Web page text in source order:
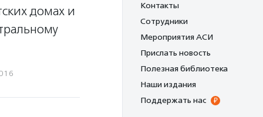
домах и
Контакты
Сотрудники
Мероприятия АСИ
Прислать новость
Полезная библиотека
Наши издания
Поддержать нас